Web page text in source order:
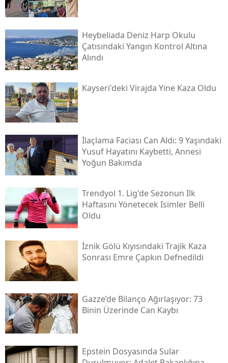
Heybeliada Deniz Harp Okulu
Çatısındaki Yangın Kontrol Altına
Alındı
Kayseri'deki Virajda Yine Kaza Oldu
İlaçlama Faciası Can Aldı: 9 Yaşındaki
Yusuf Hayatını Kaybetti, Annesi
Yoğun Bakımda
Trendyol 1. Lig'de Sezonun Ilk
Haftasını Yönetecek Isimler Belli
Oldu
İznik Gölü Kıyısındaki Trajik Kaza
Sonrası Emre Çapkın Defnedildi
Gazze’de Bilanço Ağırlaşıyor: 73
Binin Üzerinde Can Kaybı
Epstein Dosyasında Sular